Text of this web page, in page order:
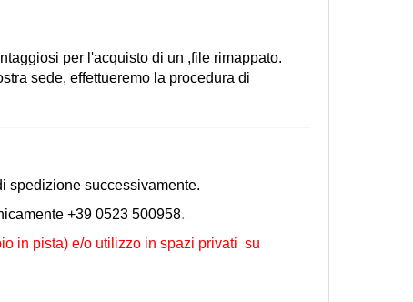
per l'acquisto di un ,file rimappato.
sede, effettueremo la procedura di
spedizione successivamente.
+39 0523 500958.
in pista) e/o utilizzo in spazi privati su